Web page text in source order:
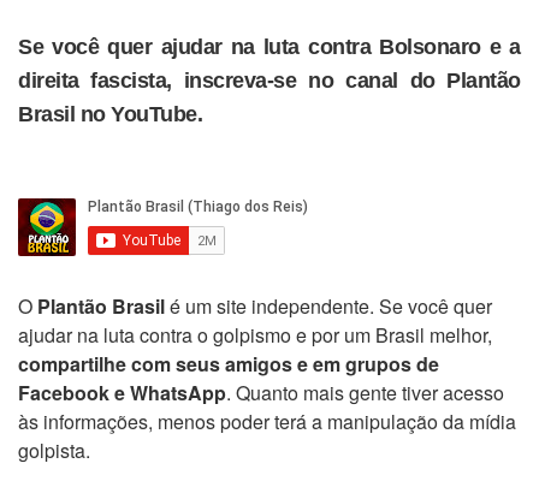
Se você quer ajudar na luta contra Bolsonaro e a
direita fascista, inscreva-se no canal do Plantão
Brasil no YouTube.
O Plantão Brasilé um site independente. Se você quer
ajudar na luta contra o golpismo e por um Brasil melhor,
compartilhe com seus amigos e em grupos de
Facebook e WhatsApp. Quanto mais gente tiver acesso
às informações, menos poder terá a manipulação da mídia
golpista.